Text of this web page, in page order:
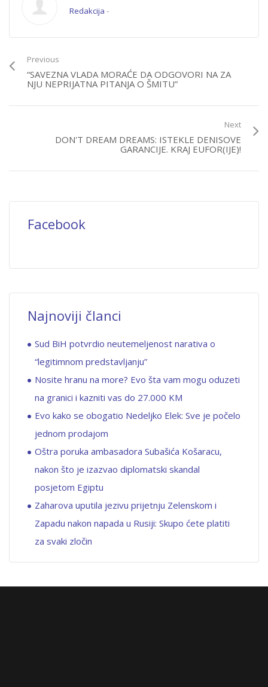
Redakcija -
Previous
“SAVEZNA VLADA MORAĆE DA ODGOVORI NA ZA
NJU NEPRIJATNA PITANJA O ŠMITU”
Next
DON'T DREAM DREAMS: ISTEKLE DENISOVE
GARANCIJE. KRAJ EUFOR(IJE)!
Facebook
Najnoviji članci
Sud BiH potvrdio neutemeljenost narativa o
“legitimnom predstavljanju”
Nosite hranu na more? Evo šta vam mogu oduzeti
na granici i kazniti vas do 27.000 KM
Evo kako se obogatio Nedeljko Elek: Sve je počelo
jednom prodajom
Oštra poruka ambasadora Subašića Košaracu,
nakon što je izazvao diplomatski skandal
posjetom Egiptu
Zaharova uputila jezivu prijetnju Zelenskom i
Zapadu nakon napada u Rusiji: Skupo ćete platiti
za svaki zločin